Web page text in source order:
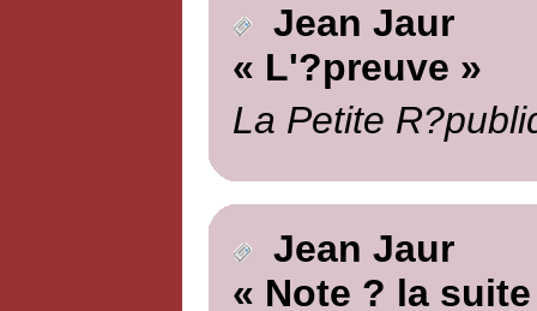
Jean Jaur
« L'?preuve »
La Petite
Jean Jaur
« Note ? la